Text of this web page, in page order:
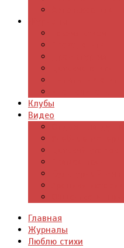
Клубы
Видео
Главная
Журналы
Люблю стихи